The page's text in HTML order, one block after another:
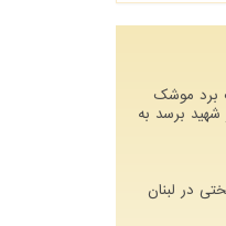
برد موشک
شهید برسد به
در لبنان